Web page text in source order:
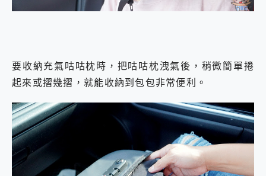
要收納充氣咕咕枕時，把咕咕枕洩氣後，稍微簡單捲
起來或摺幾摺，就能收納到包包非常便利。